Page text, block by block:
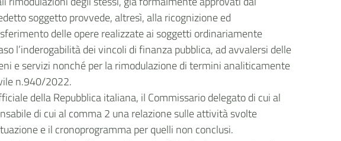
soggetto provvede, altresì, alla ricognizione ed
delle opere realizzate ai soggetti ordinariamente
l’inderogabilità dei vincoli di finanza pubblica, ad avvalersi delle
e servizi nonché per la rimodulazione di termini analiticamente
n.940/2022.
della Repubblica italiana, il Commissario delegato di cui al
di cui al comma 2 una relazione sulle attività svolte
e il cronoprogramma per quelli non conclusi.